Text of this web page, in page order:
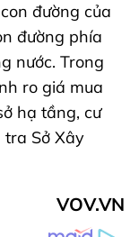
đường của
đường phía
nước. Trong
ro giá mua
hạ tầng, cư
Sở Xây
VOV.VN